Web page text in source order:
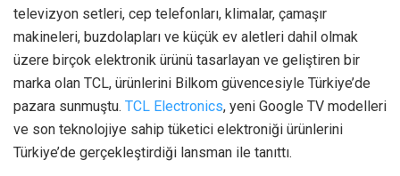
televizyon setleri, cep telefonları, klimalar, çamaşır
makineleri, buzdolapları ve küçük ev aletleri dahil olmak
üzere birçok elektronik ürünü tasarlayan ve geliştiren bir
marka olan TCL, ürünlerini Bilkom güvencesiyle Türkiye’de
pazara sunmuştu. TCL Electronics, yeni Google TV modelleri
ve son teknolojiye sahip tüketici elektroniği ürünlerini
Türkiye’de gerçekleştirdiği lansman ile tanıttı.